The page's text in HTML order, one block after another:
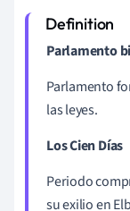
Parlamento
Parlamento
las leyes.
Los Cien Días
Periodo
su exilio en